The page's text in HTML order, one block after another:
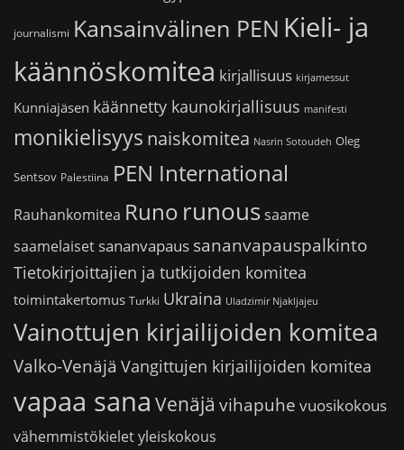
journalismi Kansainvälinen PEN Kieli- ja
käännöskomitea kirjallisuus kirjamessut
Kunniajäsen käännetty kaunokirjallisuus manifesti
monikielisyys naiskomitea Nasrin Sotoudeh Oleg
Sentsov Palestiina PEN International
Rauhankomitea Runo runoussaame
saamelaiset sananvapaus sananvapauspalkinto
Tietokirjoittajien ja tutkijoiden komitea
toimintakertomus Turkki Ukraina Uladzimir Njakljajeu
Vainottujen kirjailijoiden komitea
Valko-Venäjä Vangittujen kirjailijoiden komitea
vapaa sana Venäjä vihapuhe vuosikokous
vähemmistökieletyleiskokous